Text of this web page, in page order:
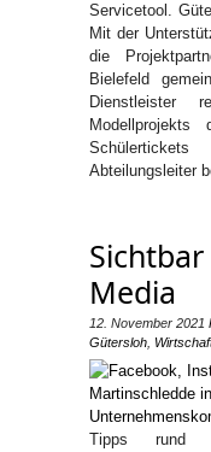
Servicetool.
Mit der
die
Bielefeld
Modellprojekts
Abteilungsleiter
Media
12. November 2021
Gütersloh
Tipps rund